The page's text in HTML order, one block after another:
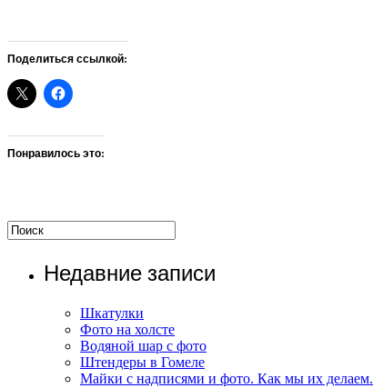
Поделиться ссылкой:
Понравилось это:
Недавние записи
Шкатулки
Фото на холсте
Водяной шар с фото
Штендеры в Гомеле
Майки с надписями и фото. Как мы их делаем.